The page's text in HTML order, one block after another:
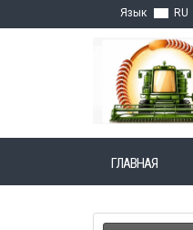
Язык RU
ГЛАВНАЯ